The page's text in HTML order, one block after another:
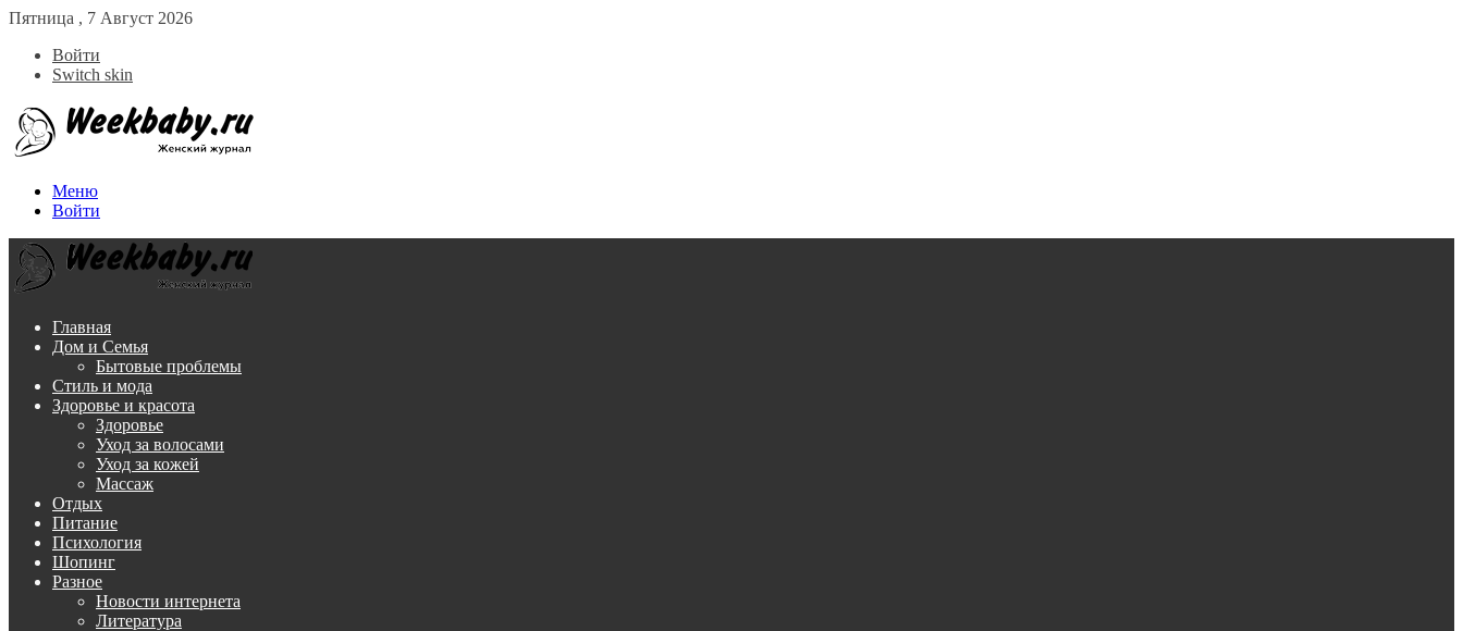
Пятница , 7 Август 2026
Войти
Switch skin
Меню
Войти
Главная
Дом и Семья
Бытовые проблемы
Стиль и мода
Здоровье и красота
Здоровье
Уход за волосами
Уход за кожей
Массаж
Отдых
Питание
Психология
Шопинг
Разное
Новости интернета
Литература